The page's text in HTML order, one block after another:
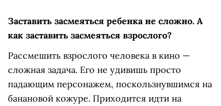
Заставить засмеяться ребенка не сложно. А
как заставить засмеяться взрослого?
Рассмешить взрослого человека в кино —
сложная задача. Его не удивишь просто
падающим персонажем, поскользнувшимся на
банановой кожуре. Приходится идти на